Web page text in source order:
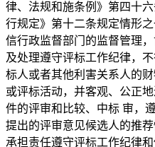
律、法规和施条例》第四十
行规定》第十二条规定情形
信行政监督部门的监督管理
及处理遵守评标工作纪律，
标人或者其他利害关系人的
或评标活动，并客观、公正
件的评审和比较、中标 审，
提出的评审意见候选人的推
承担责任遵守评标工作纪律